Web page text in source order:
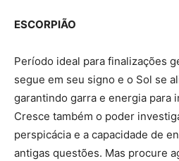
ESCORPIÃO
Período ideal para finalizações
segue em seu signo e o Sol se
garantindo garra e energia para
Cresce também o poder
perspicácia e a capacidade de
antigas questões. Mas procure